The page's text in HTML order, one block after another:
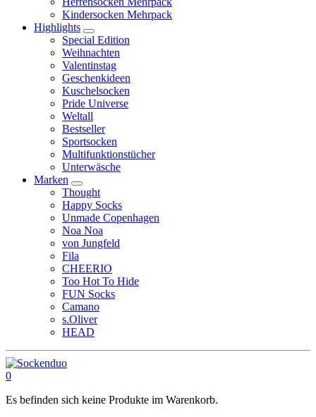
Kindersocken Mehrpack
Highlights
Special Edition
Weihnachten
Valentinstag
Geschenkideen
Kuschelsocken
Pride Universe
Weltall
Bestseller
Sportsocken
Multifunktionstücher
Unterwäsche
Marken
Thought
Happy Socks
Unmade Copenhagen
Noa Noa
von Jungfeld
Fila
CHEERIO
Too Hot To Hide
FUN Socks
Camano
s.Oliver
HEAD
0
Es befinden sich keine Produkte im Warenkorb.